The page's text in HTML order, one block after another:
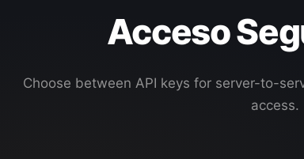
Acceso
Choose between API keys for server-to-
access.